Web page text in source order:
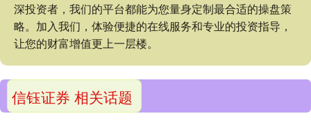
深投资者，我们的平台都能为您量身定制最合适的操盘策
略。加入我们，体验便捷的在线服务和专业的投资指导，
让您的财富增值更上一层楼。
信钰证券 相关话题